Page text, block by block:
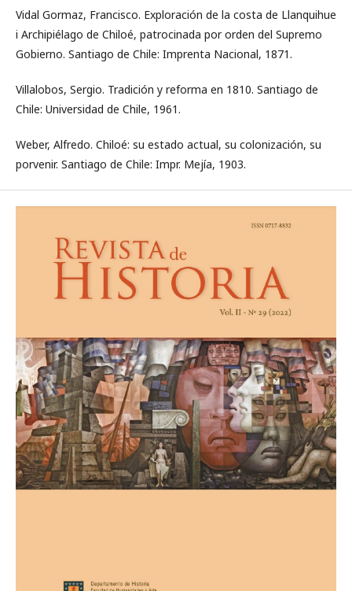
Vidal Gormaz, Francisco. Exploración de la costa de Llanquihue
i Archipiélago de Chiloé, patrocinada por orden del Supremo
Gobierno. Santiago de Chile: Imprenta Nacional, 1871.
Villalobos, Sergio. Tradición y reforma en 1810. Santiago de
Chile: Universidad de Chile, 1961.
Weber, Alfredo. Chiloé: su estado actual, su colonización, su
porvenir. Santiago de Chile: Impr. Mejía, 1903.